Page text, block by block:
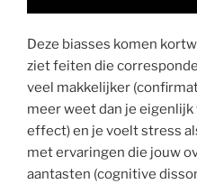
Deze biasses komen
ziet feiten die
veel makkelijker
meer weet dan je
effect) en je voelt stress
met ervaringen die jouw
aantasten (cognitive